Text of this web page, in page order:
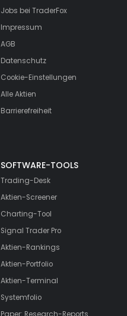
Jobs bei TraderFox
Impressum
AGB
Datenschutz
Cookie-Einstellungen
Alle Aktien
Barrierefreiheit
SOFTWARE-TOOLS
Trading-Desk
Aktien-Screener
Charting-Tool
Signal Trader Pro
Aktien-Rankings
Aktien-Portfolio
Aktien-Terminal
Systemfolio